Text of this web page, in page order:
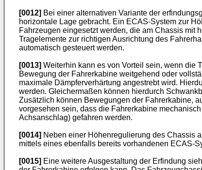
[0012] Bei einer alternativen Variante der
horizontale Lage gebracht. Ein ECAS-System zur
Fahrzeugen eingesetzt werden, die am Chassis mit
Tragelemente zur richtigen Ausrichtung des
automatisch gesteuert werden.
[0013] Weiterhin kann es von Vorteil sein, wenn die
Bewegung der Fahrerkabine weitgehend oder
maximale Dämpferverhärtung angestrebt wird.
werden. Gleichermaßen können hierdurch
Zusätzlich können Bewegungen der Fahrerkabine,
vorgesehen sein, dass die Fahrerkabine
Achsanschlag) gefahren werden.
[0014] Neben einer Höhenregulierung des Chassis
mittels eines ebenfalls bereits vorhandenen ECAS-
[0015] Eine weitere Ausgestaltung der Erfindung